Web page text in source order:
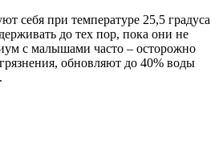
себя при температуре 25,5 градуса
до тех пор, пока они не
с малышами часто – осторожно
обновляют до 40% воды